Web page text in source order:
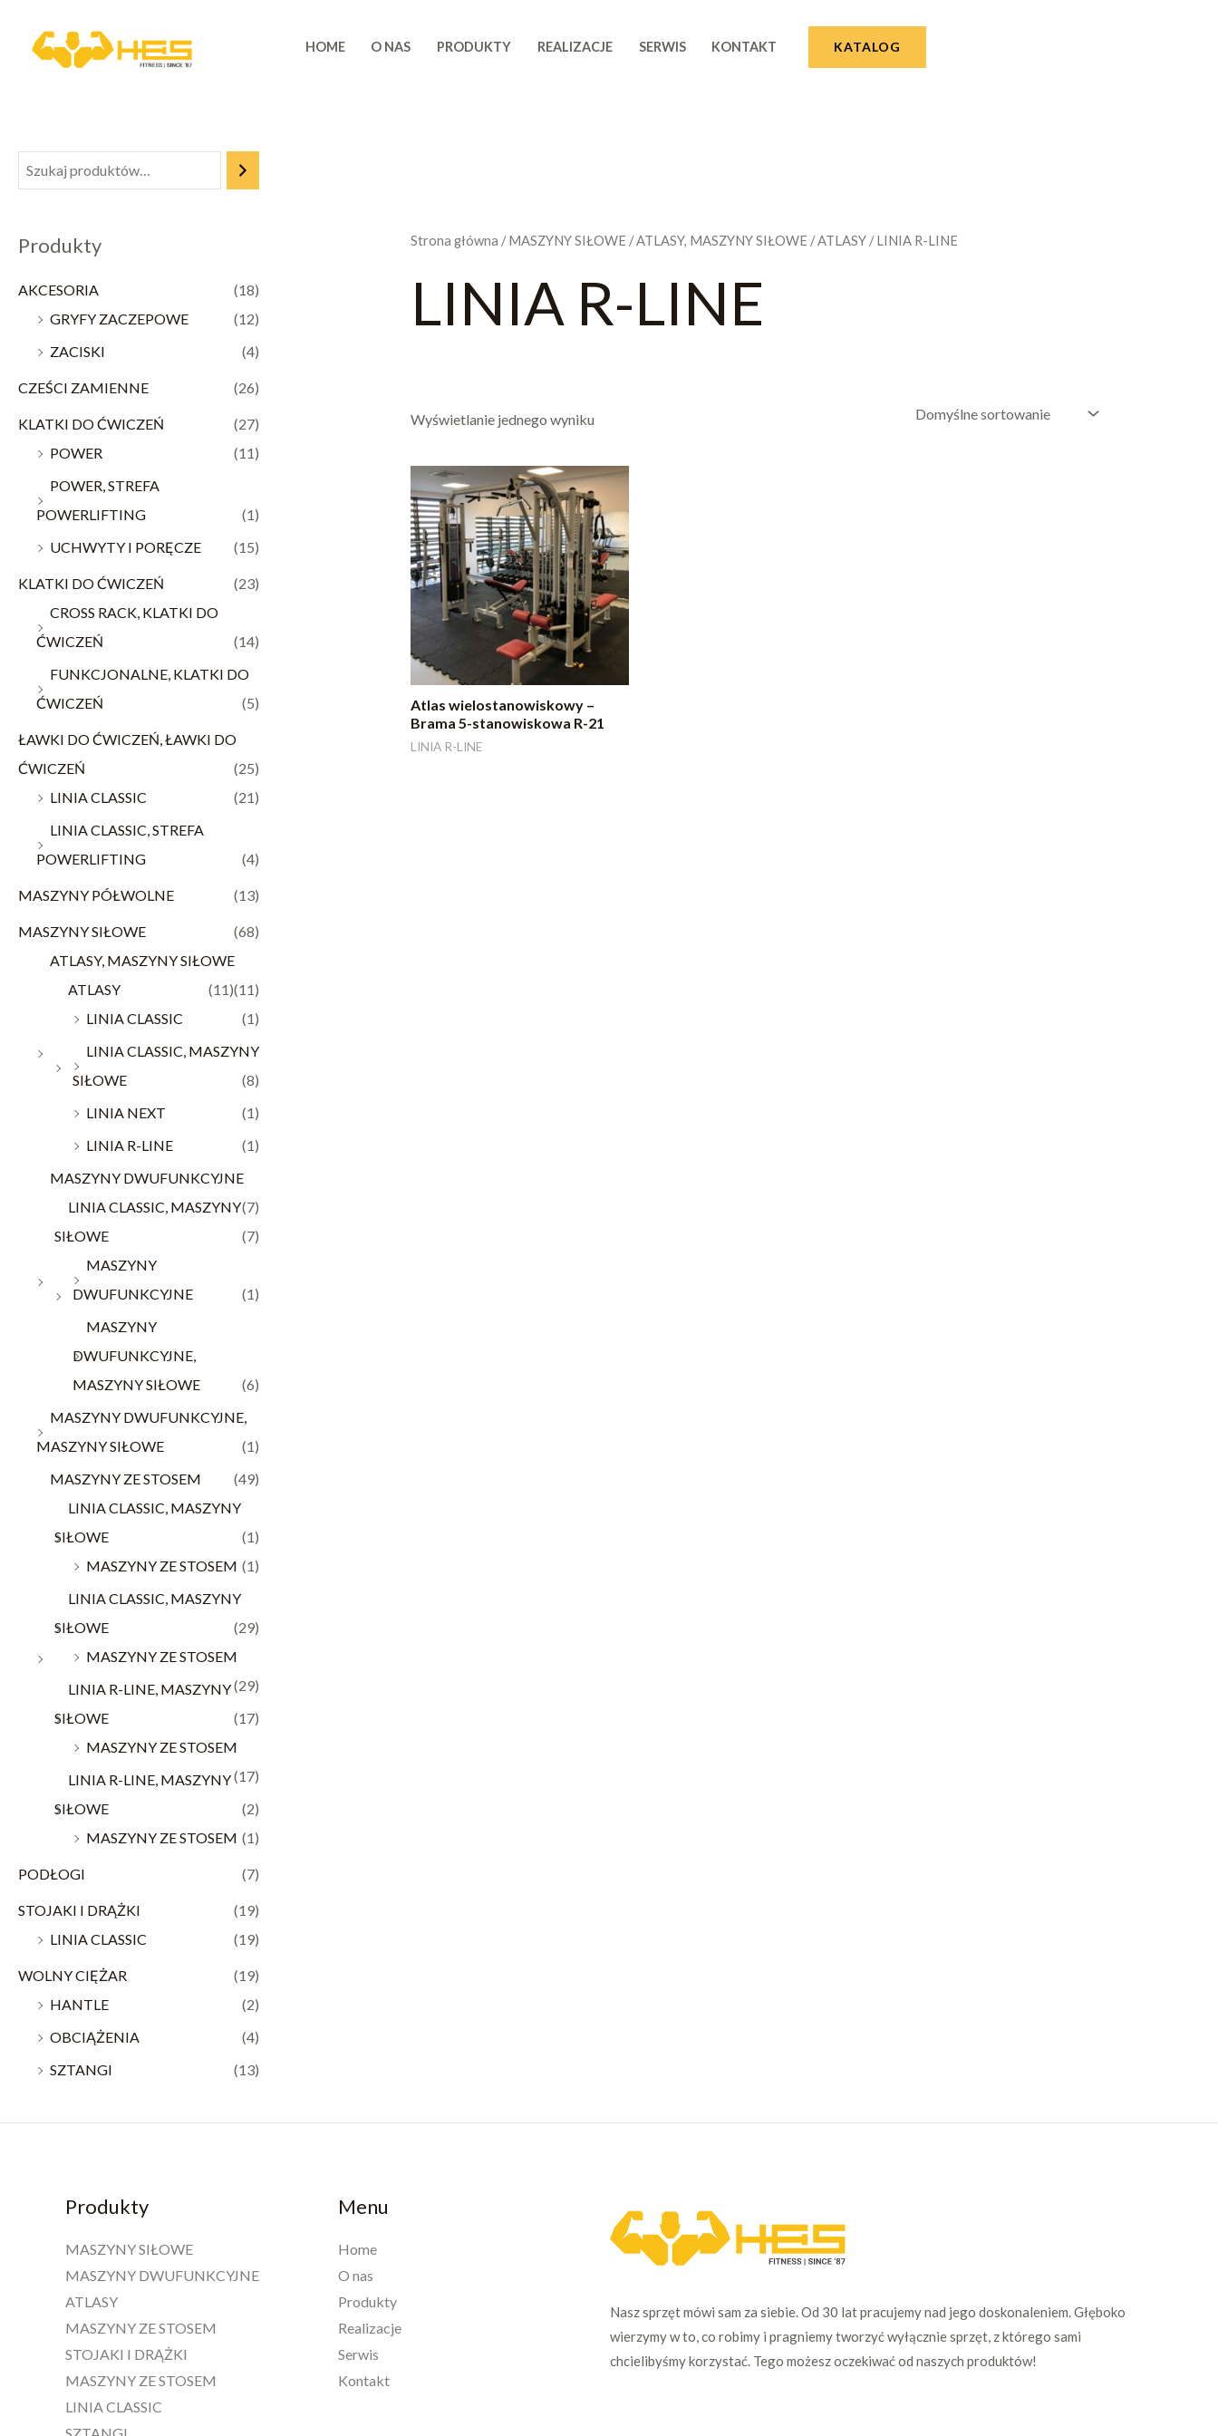
content
HOME O NAS PRODUKTY REALIZACJE SERWIS KONTAKT KATALOG
Produkty
AKCESORIA
(18)
GRYFY ZACZEPOWE
(12)
ZACISKI
(4)
CZEŚCI ZAMIENNE (26)
KLATKI DO ĆWICZEŃ
(27)
POWER
(11)
POWER, STREFA
POWERLIFTING
(1)
UCHWYTY I PORĘCZE
(15)
KLATKI DO ĆWICZEŃ
(23)
CROSS RACK, KLATKI DO
ĆWICZEŃ
(14)
FUNKCJONALNE, KLATKI DO
ĆWICZEŃ
(5)
ŁAWKI DO ĆWICZEŃ, ŁAWKI DO
ĆWICZEŃ
(25)
LINIA CLASSIC
(21)
LINIA CLASSIC, STREFA
POWERLIFTING
(4)
MASZYNY PÓŁWOLNE (13)
MASZYNY SIŁOWE
(68)
ATLASY, MASZYNY SIŁOWE
(11)
ATLASY
(11)
LINIA CLASSIC
(1)
LINIA CLASSIC, MASZYNY
SIŁOWE
(8)
LINIA NEXT
(1)
LINIA R-LINE
(1)
MASZYNY DWUFUNKCYJNE
(7)
LINIA CLASSIC, MASZYNY
SIŁOWE
(7)
MASZYNY
DWUFUNKCYJNE
(1)
MASZYNY
DWUFUNKCYJNE,
MASZYNY SIŁOWE
(6)
MASZYNY DWUFUNKCYJNE,
MASZYNY SIŁOWE
(1)
MASZYNY ZE STOSEM
(49)
LINIA CLASSIC, MASZYNY
SIŁOWE
(1)
MASZYNY ZE STOSEM (1)
LINIA CLASSIC, MASZYNY
SIŁOWE
(29)
MASZYNY ZE STOSEM
(29)
LINIA R-LINE, MASZYNY
SIŁOWE
(17)
MASZYNY ZE STOSEM
(17)
LINIA R-LINE, MASZYNY
SIŁOWE
(2)
MASZYNY ZE STOSEM (1)
PODŁOGI (7)
STOJAKI I DRĄŻKI
(19)
LINIA CLASSIC
(19)
WOLNY CIĘŻAR
(19)
HANTLE
(2)
OBCIĄŻENIA
(4)
SZTANGI
(13)
Strona główna /MASZYNY SIŁOWE /ATLASY, MASZYNY SIŁOWE /ATLASY/ LINIA R-LINE
LINIA R-LINE
Wyświetlanie jednego wyniku
Atlas wielostanowiskowy –
Brama 5-stanowiskowa R-21
LINIA R-LINE
Produkty
MASZYNY SIŁOWE
MASZYNY DWUFUNKCYJNE
ATLASY
MASZYNY ZE STOSEM
STOJAKI I DRĄŻKI
MASZYNY ZE STOSEM
LINIA CLASSIC
SZTANGI
Menu
Home
O nas
Produkty
Realizacje
Serwis
Kontakt
Nasz sprzęt mówi sam za siebie. Od 30 lat pracujemy nad jego doskonaleniem. Głęboko
wierzymy w to, co robimy i pragniemy tworzyć wyłącznie sprzęt, z którego sami
chcielibyśmy korzystać. Tego możesz oczekiwać od naszych produktów!